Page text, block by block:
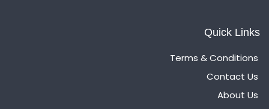
Quick Links
Terms & Conditions
Contact Us
About Us